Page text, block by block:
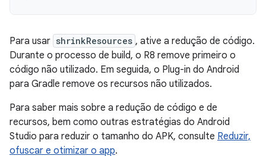
Para usar shrinkResources , ative a redução de código.
Durante o processo de build, o R8 remove primeiro o
código não utilizado. Em seguida, o Plug-in do Android
para Gradle remove os recursos não utilizados.
Para saber mais sobre a redução de código e de
recursos, bem como outras estratégias do Android
Studio para reduzir o tamanho do APK, consulte Reduzir,
ofuscar e otimizar o app.